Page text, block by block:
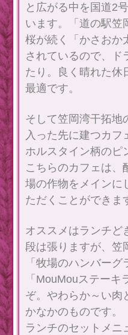
と広がる中を国道2
います。「道の駅笠
桜が続く「かさおか
されているので、ド
たり。良く晴れた休
最適です。
そして笠岡湾干拓地
入った先に建つカフ
ホルスタイン柄のピ
こちらのカフェは、
場の作物をメインに
ただくことができま
オススメはランチど
段は張りますが、笠
「牧場のハンバー
「MouMouステーキ
ぞ。やわらか～い肉
かなかのものです。
ランチのセットメニ